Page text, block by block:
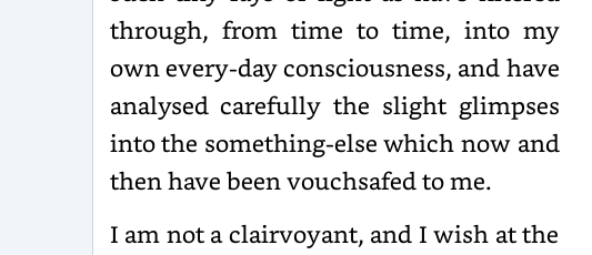
through, from time to time, into my
own every-day consciousness, and have
analysed carefully the slight glimpses
into the something-else which now and
then have been vouchsafed to me.
I am not a clairvoyant, and I wish at the